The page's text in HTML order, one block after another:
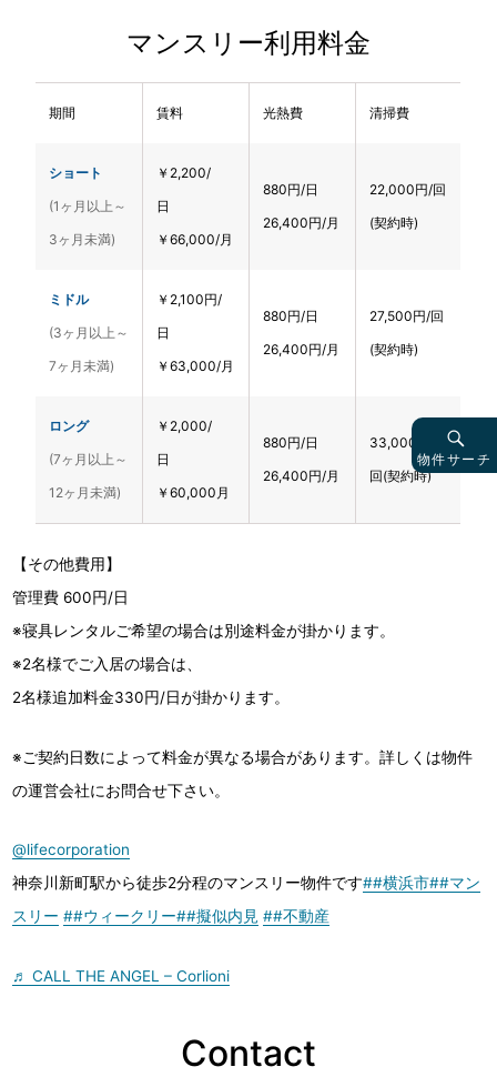
マンスリー利用料金
期間 賃料 光熱費 清掃費
ショート
(1ヶ月以上～
3ヶ月未満)
￥2,200/
日
￥66,000/月
880円/日
26,400円/月
22,000円/回
(契約時)
ミドル
(3ヶ月以上～
7ヶ月未満)
￥2,100円/
日
￥63,000/月
880円/日
26,400円/月
27,500円/回
(契約時)
ロング
(7ヶ月以上～
12ヶ月未満)
￥2,000/
日
￥60,000月
880円/日
26,400円/月
33,000円/
回(契約時)
【その他費用】
管理費 600円/日
※寝具レンタルご希望の場合は別途料金が掛かります。
※2名様でご入居の場合は、
2名様追加料金330円/日が掛かります。
※ご契約日数によって料金が異なる場合があります。詳しくは物件
の運営会社にお問合せ下さい。
@lifecorporation
神奈川新町駅から徒歩2分程のマンスリー物件です##横浜市##マン
スリー ##ウィークリー##擬似内見 ##不動産
♬ CALL THE ANGEL – Corlioni
Contact
物件サーチ